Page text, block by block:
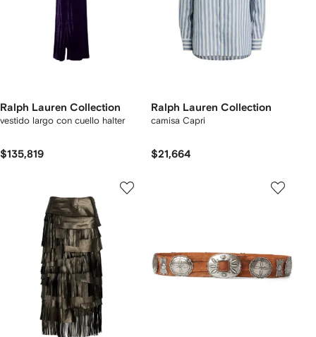
Ralph Lauren Collection
vestido largo con cuello halter
$135,819
Ralph Lauren Collection
camisa Capri
$21,664